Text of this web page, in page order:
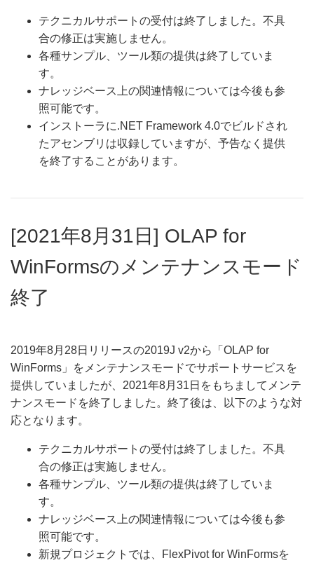
テクニカルサポートの受付は終了しました。不具
合の修正は実施しません。
各種サンプル、ツール類の提供は終了していま
す。
ナレッジベース上の関連情報については今後も参
照可能です。
インストーラに.NET Framework 4.0でビルドされ
たアセンブリは収録していますが、予告なく提供
を終了することがあります。
[2021年8月31日] OLAP for
WinFormsのメンテナンスモード
終了
2019年8月28日リリースの2019J v2から「OLAP for
WinForms」をメンテナンスモードでサポートサービスを
提供していましたが、2021年8月31日をもちましてメンテ
ナンスモードを終了しました。終了後は、以下のような対
応となります。
テクニカルサポートの受付は終了しました。不具
合の修正は実施しません。
各種サンプル、ツール類の提供は終了していま
す。
ナレッジベース上の関連情報については今後も参
照可能です。
新規プロジェクトでは、FlexPivot for WinFormsを